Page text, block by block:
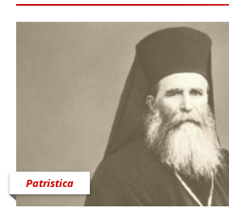
Patristica